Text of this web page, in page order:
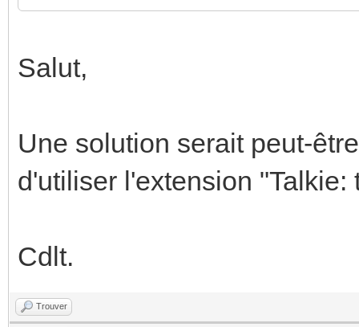
Salut,
Une solution serait peut-
d'utiliser l'extension "Talkie:
Cdlt.
Trouver